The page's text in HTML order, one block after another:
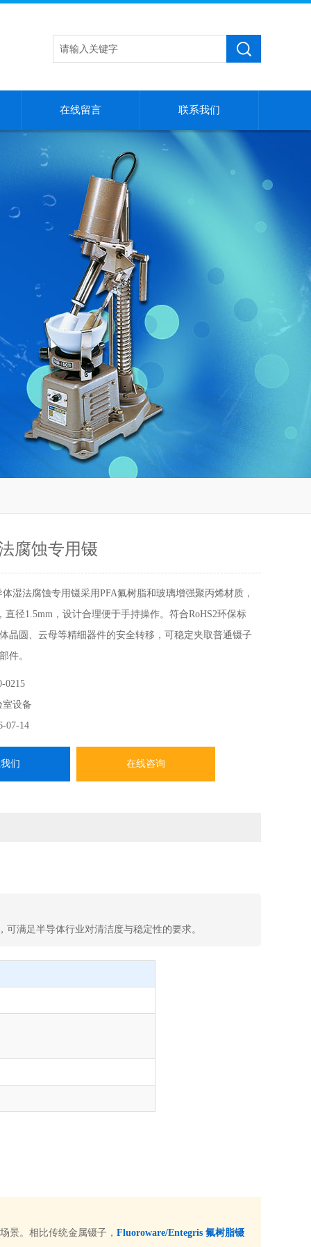
在线留言 联系我们
腐蚀专用镊
体湿法腐蚀专用镊采用PFA氟树脂和玻璃增强聚丙烯材质，
直径1.5mm，设计合理便于手持操作。符合RoHS2环保标
晶圆、云母等精细器件的安全转移，可稳定夹取普通镊子
件。
0215
室设备
07-14
们 在线咨询
满足半导体行业对清洁度与稳定性的要求。
景。相比传统金属镊子， Fluoroware/Entegris 氟树脂镊